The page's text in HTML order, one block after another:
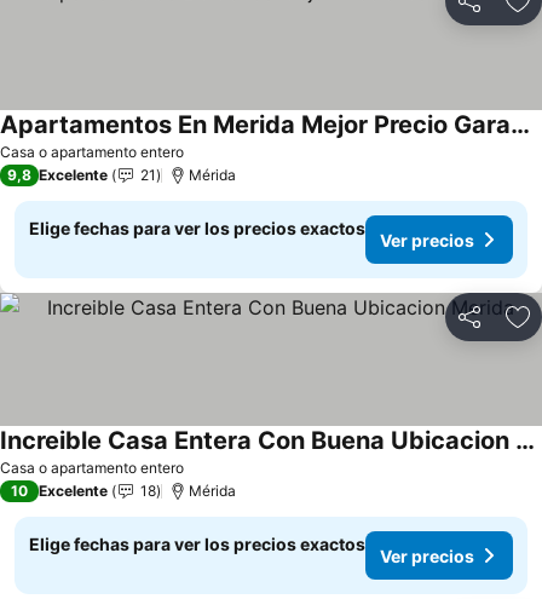
Compartir
Casa o apartamento entero
Apartamentos En Merida Mejor Precio Garantizado
9,8 Excelente 21 Mérida
Elige fechas para ver los precios exactos
Ver precios
Compartir
Casa o apartamento entero
Increible Casa Entera Con Buena Ubicacion Merida
10 Excelente 18 Mérida
Elige fechas para ver los precios exactos
Ver precios